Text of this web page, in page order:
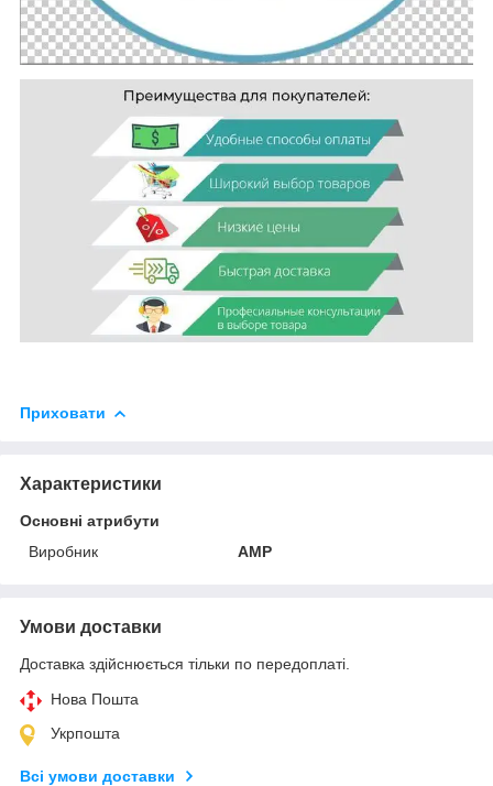
Приховати
Характеристики
Основні атрибути
Виробник
AMP
Умови доставки
Доставка здійснюється тільки по передоплаті.
Нова Пошта
Укрпошта
Всі умови доставки